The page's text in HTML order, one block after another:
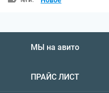
МЫ на авито
ПРАЙС ЛИСТ